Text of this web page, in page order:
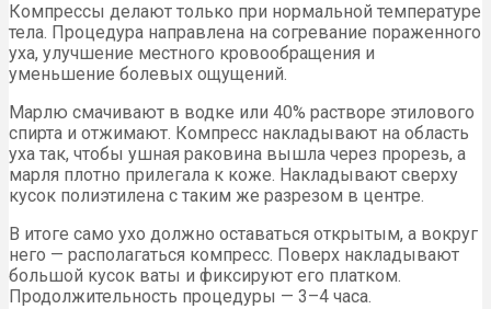
Компрессы делают только при нормальной температуре
тела. Процедура направлена на согревание пораженного
уха, улучшение местного кровообращения и
уменьшение болевых ощущений.
Марлю смачивают в водке или 40% растворе этилового
спирта и отжимают. Компресс накладывают на область
уха так, чтобы ушная раковина вышла через прорезь, а
марля плотно прилегала к коже. Накладывают сверху
кусок полиэтилена с таким же разрезом в центре.
В итоге само ухо должно оставаться открытым, а вокруг
него — располагаться компресс. Поверх накладывают
большой кусок ваты и фиксируют его платком.
Продолжительность процедуры — 3–4 часа.